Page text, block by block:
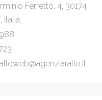
Ferretto, 4, 30174
Italia